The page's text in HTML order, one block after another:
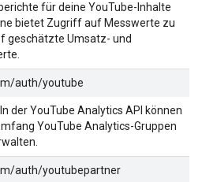
für deine YouTube-Inhalte
bietet Zugriff auf Messwerte zu
geschätzte Umsatz- und
auth/youtube
der YouTube Analytics API können
YouTube Analytics-Gruppen
auth/youtubepartner